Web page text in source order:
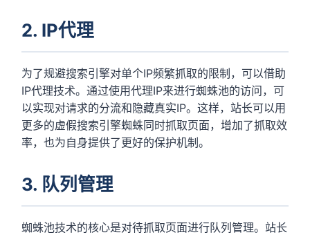
2. IP代理
为了规避搜索引擎对单个IP频繁抓取的限制，可以借助
IP代理技术。通过使用代理IP来进行蜘蛛池的访问，可
以实现对请求的分流和隐藏真实IP。这样，站长可以用
更多的虚假搜索引擎蜘蛛同时抓取页面，增加了抓取效
率，也为自身提供了更好的保护机制。
3. 队列管理
蜘蛛池技术的核心是对待抓取页面进行队列管理。站长